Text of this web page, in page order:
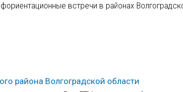
встречи в районах
района Волгоградской области